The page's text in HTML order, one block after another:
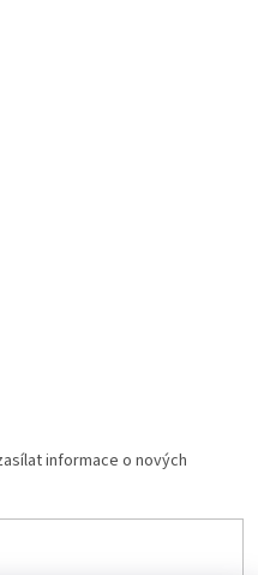
informace o nových